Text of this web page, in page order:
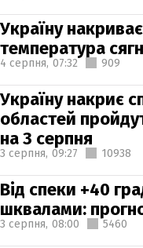
Україну
температура
4 серпня, 07:32 909
Україну накриє
областей
на 3 серпня
3 серпня, 09:27 10938
Від спеки +40
шквалами:
3 серпня, 08:00 5460